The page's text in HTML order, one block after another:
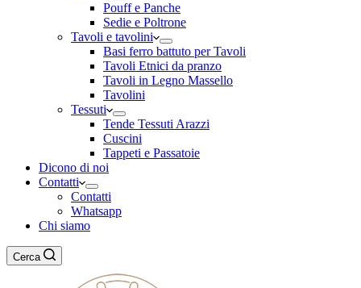
Pouff e Panche
Sedie e Poltrone
Tavoli e tavolini
Basi ferro battuto per Tavoli
Tavoli Etnici da pranzo
Tavoli in Legno Massello
Tavolini
Tessuti
Tende Tessuti Arazzi
Cuscini
Tappeti e Passatoie
Dicono di noi
Contatti
Contatti
Whatsapp
Chi siamo
Cerca